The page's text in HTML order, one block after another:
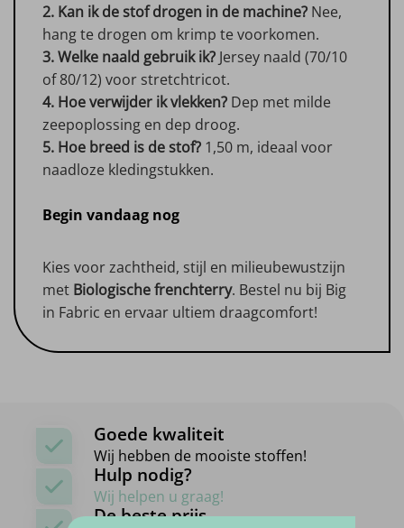
2. Kan ik de stof drogen in de machine? Nee,
hang te drogen om krimp te voorkomen.
3. Welke naald gebruik ik? Jersey naald (70/10
of 80/12) voor stretchtricot.
4. Hoe verwijder ik vlekken? Dep met milde
zeepoplossing en dep droog.
5. Hoe breed is de stof? 1,50 m, ideaal voor
naadloze kledingstukken.
Begin vandaag nog
Kies voor zachtheid, stijl en milieubewustzijn
met Biologische frenchterry. Bestel nu bij Big
in Fabric en ervaar ultiem draagcomfort!
Goede kwaliteit
Wij hebben de mooiste stoffen!
Hulp nodig?
Wij helpen u graag!
De beste prijs